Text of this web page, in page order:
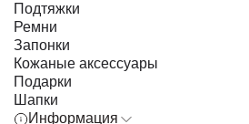
Подтяжки
Ремни
Запонки
Кожаные аксессуары
Подарки
Шапки
Информация